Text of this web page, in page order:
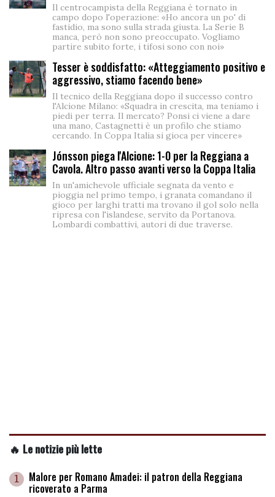
Il centrocampista della Reggiana è tornato in
campo dopo l'operazione: «Ho ancora un po' di
fastidio, ma sono sulla strada giusta. La Serie B
manca, però non sono preoccupato. Vogliamo
partire subito forte, i tifosi sono con noi»
Tesser è soddisfatto: «Atteggiamento positivo e
aggressivo, stiamo facendo bene»
Il tecnico della Reggiana dopo il successo contro
l'Alcione Milano: «Squadra in crescita, ma teniamo i
piedi per terra. Il mercato? Ponsi ci viene a dare
una mano, Castagnetti è un profilo che stiamo
cercando. In Coppa Italia si gioca per vincere»
Jónsson piega l'Alcione: 1-0 per la Reggiana a
Cavola. Altro passo avanti verso la Coppa Italia
In un'amichevole ufficiale segnata da vento e
pioggia nel primo tempo, i granata comandano il
gioco per larghi tratti ma trovano il gol solo nella
ripresa con l'islandese, servito da Portanova.
Lombardi combattivi, autori di due traverse.
🔥 Le notizie più lette
1 Malore per Romano Amadei: il patron della Reggiana
ricoverato a Parma